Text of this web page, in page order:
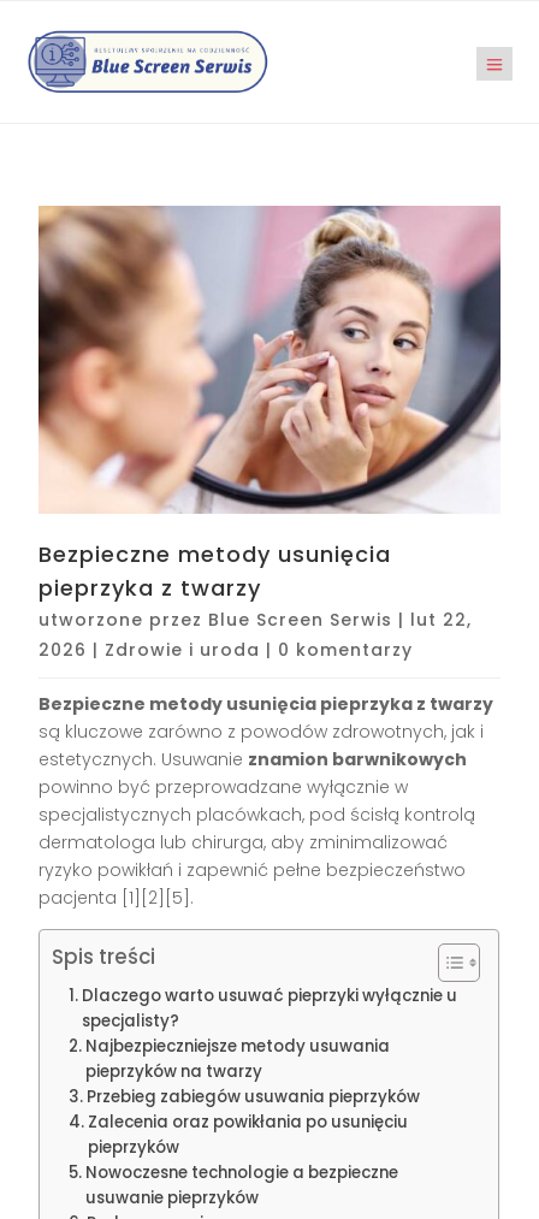
Bezpieczne metody usunięcia
pieprzyka z twarzy
utworzone przez Blue Screen Serwis | lut 22,
2026 | Zdrowie i uroda | 0 komentarzy
Bezpieczne metody usunięcia pieprzyka z twarzy
są kluczowe zarówno z powodów zdrowotnych, jak i
estetycznych. Usuwanie znamion barwnikowych
powinno być przeprowadzane wyłącznie w
specjalistycznych placówkach, pod ścisłą kontrolą
dermatologa lub chirurga, aby zminimalizować
ryzyko powikłań i zapewnić pełne bezpieczeństwo
pacjenta [1][2][5] .
Spis treści
Dlaczego warto usuwać pieprzyki wyłącznie u
specjalisty?
Najbezpieczniejsze metody usuwania
pieprzyków na twarzy
Przebieg zabiegów usuwania pieprzyków
Zalecenia oraz powikłania po usunięciu
pieprzyków
Nowoczesne technologie a bezpieczne
usuwanie pieprzyków